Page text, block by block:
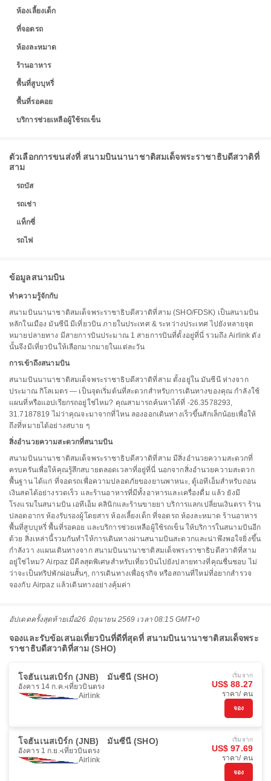
ห้องเลี้ยงเด็ก
ที่จอดรถ
ห้องละหมาด
ร้านอาหาร
พื้นที่สูบบุหรี่
พื้นที่รอคอย
บริการช่วยเหลือผู้ใช้รถเข็น
ตัวเลือกการขนส่งที่ สนามบินนานาชาติสมเด็จพระราชาธิบดีสวาติที่
สาม
รถบัส
รถเช่า
แท็กซี่
รถไฟ
ข้อมูลสนามบิน
ทำความรู้จักกับ
สนามบินนานาชาติสมเด็จพระราชาธิบดีสวาติที่สาม (SHO/FDSK) เป็นสนามบิน
หลักในเมือง มันซีนี มีเที่ยวบิน ภายในประเทศ & ระหว่างประเทศ ไปยังหลายจุด
หมายปลายทาง มีสายการบินประมาณ 1 สายการบินที่ตั้งอยู่ที่นี่ รวมถึง Airlink ดัง
นั้นจึงมีเที่ยวบินให้เลือกมากมายในแต่ละวัน
การเข้าถึงสนามบิน
สนามบินนานาชาติสมเด็จพระราชาธิบดีสวาติที่สาม ตั้งอยู่ใน มันซีนี ห่างจาก
ประมาณ กิโลเมตร — เป็นจุดเริ่มต้นที่สะดวกสำหรับการเดินทางของคุณ กำลังใช้
แผนที่หรือแอปเรียกรถอยู่ใช่ไหม? คุณสามารถค้นหาได้ที่ -26.3578293,
31.7187819 ไม่ว่าคุณจะมาจากที่ไหน ลองออกเดินทางเร็วขึ้นสักเล็กน้อยเพื่อให้
ถึงที่หมายได้อย่างสบาย ๆ
สิ่งอำนวยความสะดวกที่สนามบิน
สนามบินนานาชาติสมเด็จพระราชาธิบดีสวาติที่สาม มีสิ่งอำนวยความสะดวกที่
ครบครันเพื่อให้คุณรู้สึกสบายตลอดเวลาที่อยู่ที่นี่ นอกจากสิ่งอำนวยความสะดวก
พื้นฐาน ได้แก่ ที่จอดรถเพื่อความปลอดภัยของยานพาหนะ, ตู้เอทีเอ็มสำหรับถอน
เงินสดได้อย่างรวดเร็ว และร้านอาหารที่มีทั้งอาหารและเครื่องดื่ม แล้ว ยังมี
โรงแรมในสนามบิน เอทีเอ็ม คลินิกและร้านขายยา บริการแลกเปลี่ยนเงินตรา ร้าน
ปลอดอากร ห้องรับรองผู้โดยสาร ห้องเลี้ยงเด็ก ที่จอดรถ ห้องละหมาด ร้านอาหาร
พื้นที่สูบบุหรี่ พื้นที่รอคอย และบริการช่วยเหลือผู้ใช้รถเข็น ให้บริการในสนามบินอีก
ด้วย สิ่งเหล่านี้รวมกันทำให้การเดินทางผ่านสนามบินสะดวกและน่าพึงพอใจยิ่งขึ้น
กำลังวา งแผนเดินทางจาก สนามบินนานาชาติสมเด็จพระราชาธิบดีสวาติที่สาม
อยู่ใช่ไหม? Airpaz มีดีลสุดพิเศษสำหรับเที่ยวบินไปยังปลายทางที่คุณชื่นชอบ ไม่
ว่าจะเป็นทริปพักผ่อนสั้นๆ, การเดินทางเพื่อธุรกิจ หรือสถานที่ใหม่ที่อยากสำรวจ
จองกับ Airpaz แล้วเดินทางอย่างคุ้มค่า
อัปเดตครั้งสุดท้ายเมื่อ26 มิถุนายน 2569 เวลา 08:15 GMT+0
จองและรับข้อเสนอเที่ยวบินที่ดีที่สุดที่ สนามบินนานาชาติสมเด็จพระ
ราชาธิบดีสวาติที่สาม (SHO)
โจฮันเนสเบิร์ก (JNB) มันซีนี (SHO)
อังคาร 14 ก.ค. เที่ยวบินตรง
Airlink
เริ่มจาก
US$ 88.27
ราคา/ คน
จอง
โจฮันเนสเบิร์ก (JNB) มันซีนี (SHO)
อังคาร 1 ก.ย. เที่ยวบินตรง
Airlink
เริ่มจาก
US$ 97.69
ราคา/ คน
จอง